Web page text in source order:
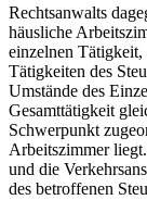
Rechtsanwalts
häusliche
einzelnen
Tätigkeiten des
Umstände des
Gesamttätigkeit
Schwerpunkt
Arbeitszimmer
und die
des betroffenen